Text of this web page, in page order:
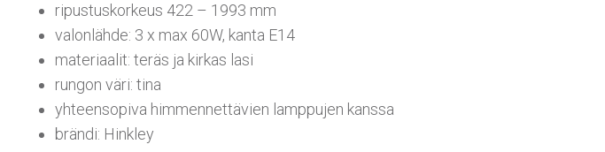
ripustuskorkeus 422 – 1993 mm
valonlähde: 3 x max 60W, kanta E14
materiaalit: teräs ja kirkas lasi
rungon väri: tina
yhteensopiva himmennettävien lamppujen kanssa
brändi: Hinkley